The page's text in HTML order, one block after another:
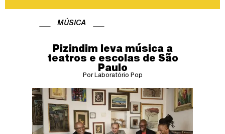
MÚSICA
Pizindim leva música a
teatros e escolas de São
Paulo
Por Laboratório Pop